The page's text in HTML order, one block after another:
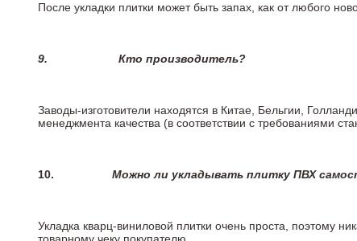
После укладки плитки может быть запах, как от любого
9. Кто производитель?
Заводы-изготовители находятся в Китае, Бельгии,
менеджмента качества (в соответствии с требованиями
10. Можно ли укладывать плитку ПВХ
Укладка кварц-виниловой плитки очень проста, поэтому